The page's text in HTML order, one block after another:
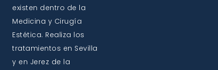
existen dentro de la
Medicina y Cirugía
Estética. Realiza los
tratamientos en Sevilla
y en Jerez de la